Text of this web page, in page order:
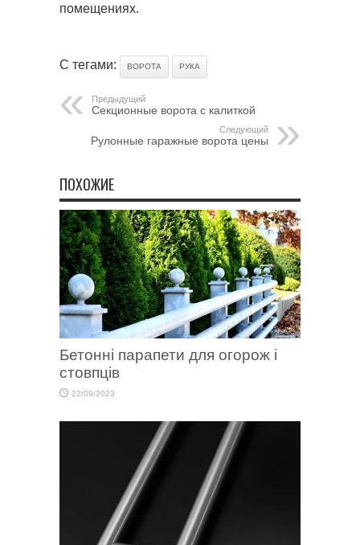
помещениях.
С тегами: ВОРОТА РУКА
Предыдущий
Секционные ворота с калиткой
Следующий
Рулонные гаражные ворота цены
ПОХОЖИЕ
Бетонні парапети для огорож і
стовпців
22/09/2023